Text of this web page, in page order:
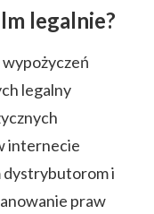
legalnie?
wypożyczeń
legalny
internecie
dystrybutorom i
praw